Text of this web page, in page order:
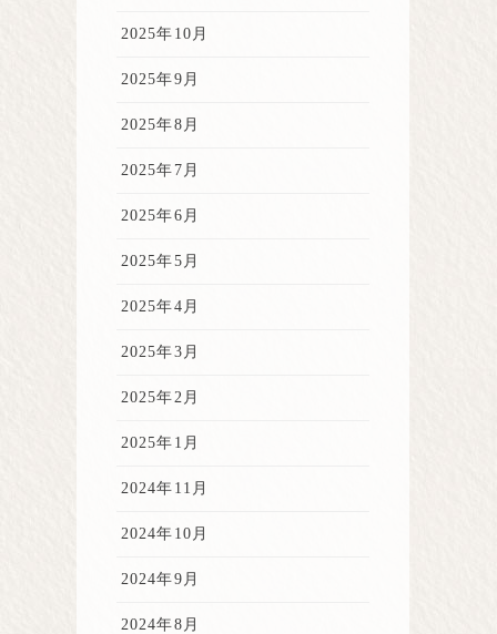
2025年10月
2025年9月
2025年8月
2025年7月
2025年6月
2025年5月
2025年4月
2025年3月
2025年2月
2025年1月
2024年11月
2024年10月
2024年9月
2024年8月